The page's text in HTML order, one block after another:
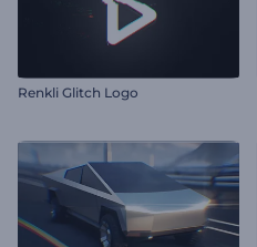
Renkli Glitch Logo